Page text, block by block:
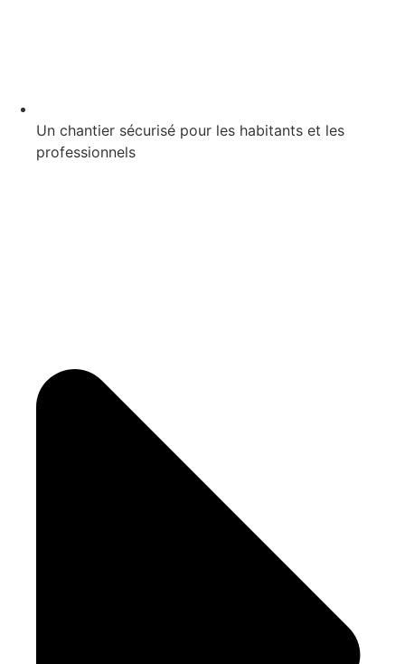
Un chantier sécurisé pour les habitants et les
professionnels